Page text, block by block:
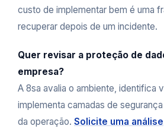
custo de implementar bem é uma
recuperar depois de um incidente.
Quer revisar a proteção de
empresa?
A 8sa avalia o ambiente, identifica
implementa camadas de
da operação. Solicite uma análise